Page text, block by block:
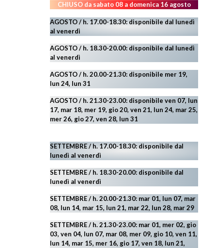
CHIUSO da sabato 08 a domenica 16 agosto
AGOSTO / h. 17.00-18.30: disponibile dal lunedì
al venerdì
AGOSTO/ h. 18.30-20.00: disponibile dal lunedì
al venerdì
AGOSTO / h. 20.00-21.30: disponibile mer 19,
lun 24, lun 31
AGOSTO/ h. 21.30-23.00: disponibile ven 07, lun
17, mar 18, mer 19, gio 20, ven 21, lun 24, mar 25,
mer 26, gio 27, ven 28, lun 31
SETTEMBRE / h. 17.00-18.30: disponibile dal
lunedì al venerdì
SETTEMBRE / h. 18.30-20.00: disponibile dal
lunedì al venerdì
SETTEMBRE / h. 20.00-21.30: mar 01, lun 07, mar
08, lun 14, mar 15, lun 21, mar 22, lun 28, mar 29
SETTEMBRE / h. 21.30-23.00: mar 01, mer 02, gio
03, ven 04, lun 07, mar 08, mer 09, gio 10, ven 11,
lun 14, mar 15, mer 16, gio 17, ven 18, lun 21,